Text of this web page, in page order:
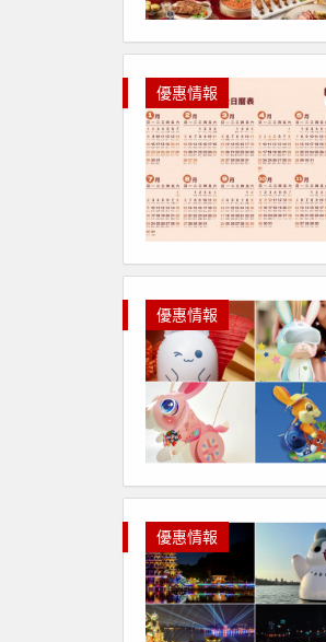
優惠情報
優惠情報
優惠情報